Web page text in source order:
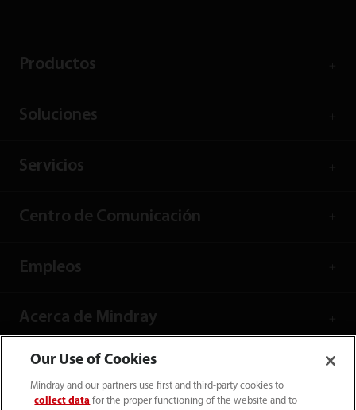
Productos
Soluciones
Servicios
Centro de Comunicación
Empleos
Acerca de Mindray
Información de contacto
Our Use of Cookies
Mindray and our partners use first and third-party cookies to
collect data for the proper functioning of the website and to